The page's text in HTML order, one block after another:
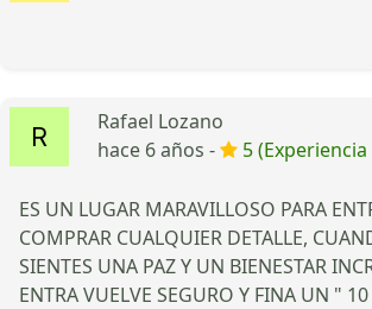
Rafael Lozano
hace 6 años -
5
ES UN LUGAR MARAVILLOSO PARA
COMPRAR CUALQUIER DETALLE,
SIENTES UNA PAZ Y UN BIENESTAR
ENTRA VUELVE SEGURO Y FINA UN "